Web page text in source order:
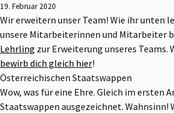
19. Februar 2020
Wir erweitern unser Team! Wie ihr unten
unsere Mitarbeiterinnen und Mitarbeiter
Lehrling zur Erweiterung unseres Teams.
bewirb dich gleich hier!
Österreichischen Staatswappen
Wow, was für eine Ehre. Gleich im
Staatswappen ausgezeichnet.